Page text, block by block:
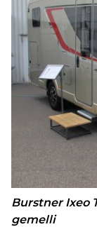
Burstner Ixeo
gemelli